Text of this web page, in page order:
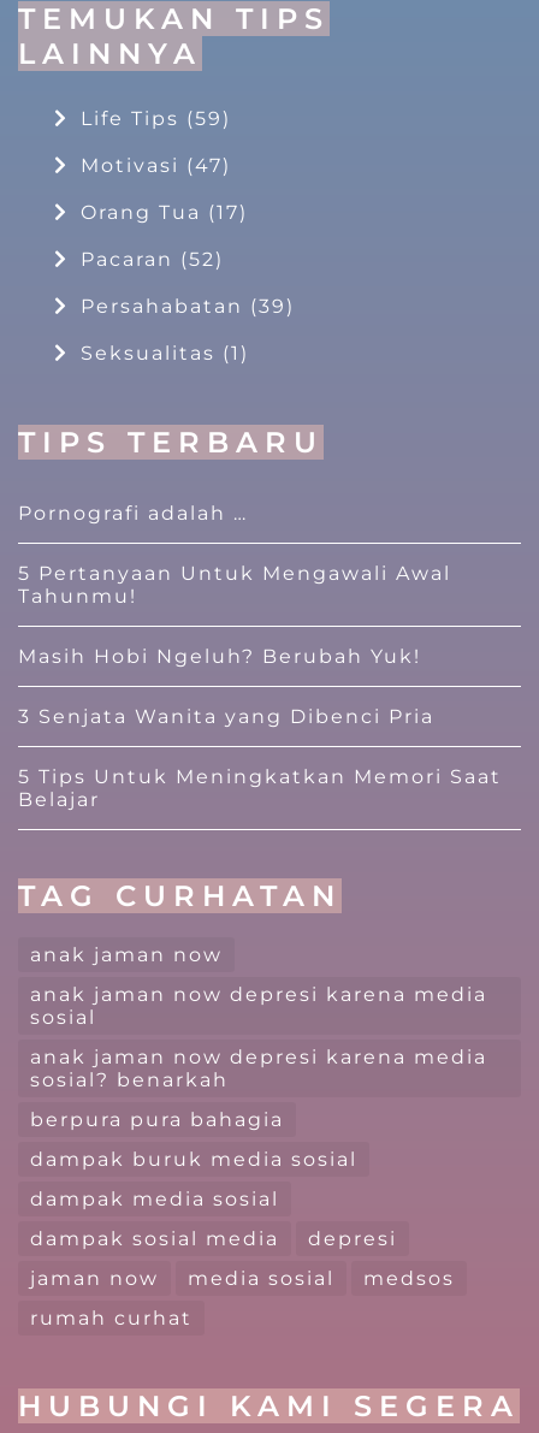
TEMUKAN TIPS
LAINNYA
Life Tips (59)
Motivasi (47)
Orang Tua (17)
Pacaran (52)
Persahabatan (39)
Seksualitas (1)
TIPS TERBARU
Pornografi adalah …
5 Pertanyaan Untuk Mengawali Awal
Tahunmu!
Masih Hobi Ngeluh? Berubah Yuk!
3 Senjata Wanita yang Dibenci Pria
5 Tips Untuk Meningkatkan Memori Saat
Belajar
TAG CURHATAN
anak jaman now
anak jaman now depresi karena media
sosial
anak jaman now depresi karena media
sosial? benarkah
berpura pura bahagia
dampak buruk media sosial
dampak media sosial
dampak sosial media
depresi
jaman now
media sosial
medsos
rumah curhat
HUBUNGI KAMI SEGERA